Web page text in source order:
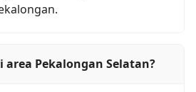
Pekalongan Selatan?